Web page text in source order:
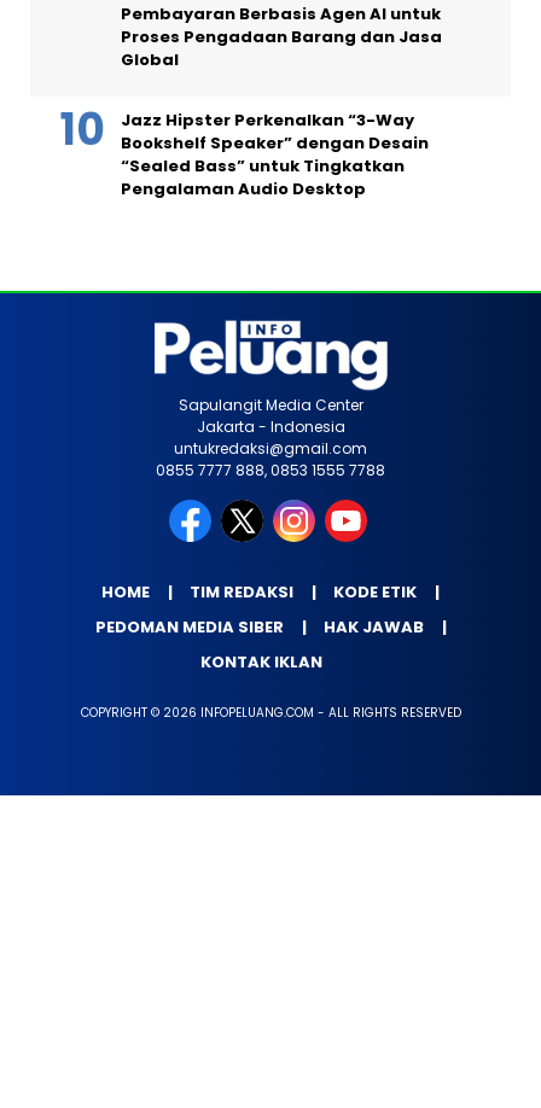
Pembayaran Berbasis Agen AI untuk
Proses Pengadaan Barang dan Jasa
Global
Jazz Hipster Perkenalkan “3-Way
Bookshelf Speaker” dengan Desain
“Sealed Bass” untuk Tingkatkan
Pengalaman Audio Desktop
Sapulangit Media Center
Jakarta - Indonesia
untukredaksi@gmail.com
0855 7777 888, 0853 1555 7788
HOME TIM REDAKSI
KODE ETIK
PEDOMAN MEDIA SIBER
HAK JAWAB
KONTAK IKLAN
COPYRIGHT © 2026 INFOPELUANG.COM - ALL RIGHTS RESERVED